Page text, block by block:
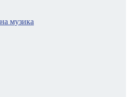
музика